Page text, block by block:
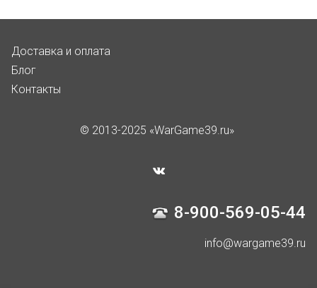
Доставка и оплата
Блог
Контакты
© 2013-2025 «WarGame39.ru»
8-900-569-05-44
info@wargame39.ru